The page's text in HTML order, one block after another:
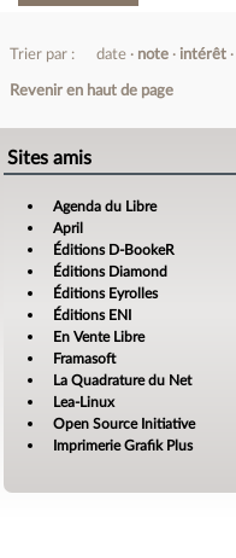
Trier par : date note intérêt
Revenir en haut de page
Sites amis
Agenda du Libre
April
Éditions D-BookeR
Éditions Diamond
Éditions Eyrolles
Éditions ENI
En Vente Libre
Framasoft
La Quadrature du Net
Lea-Linux
Open Source Initiative
Imprimerie Grafik Plus